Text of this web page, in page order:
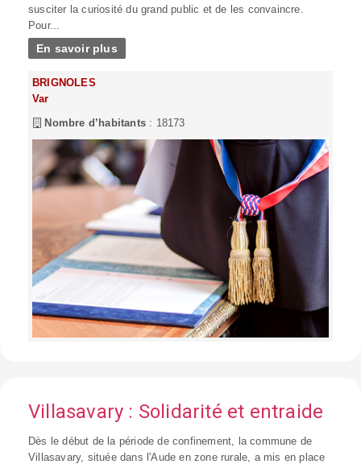
susciter la curiosité du grand public et de les convaincre.
Pour...
En savoir plus
BRIGNOLES
Var
Nombre d’habitants : 18173
Villasavary : Solidarité et entraide
Dès le début de la période de confinement, la commune de
Villasavary, située dans l'Aude en zone rurale, a mis en place